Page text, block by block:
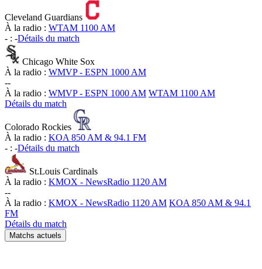
Cleveland Guardians
À la radio : WTAM 1100 AM
- : -Détails du match
Chicago White Sox
À la radio : WMVP - ESPN 1000 AM
--
À la radio : WMVP - ESPN 1000 AM WTAM 1100 AM
Détails du match
Colorado Rockies
À la radio : KOA 850 AM & 94.1 FM
- : -Détails du match
St.Louis Cardinals
À la radio : KMOX - NewsRadio 1120 AM
--
À la radio : KMOX - NewsRadio 1120 AM KOA 850 AM & 94.1
FM
Détails du match
Matchs actuels